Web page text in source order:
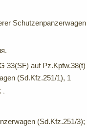
auf Pz.Kpfw.38(t)
(Sd.Kfz.251/1), 1
;
(Sd.Kfz.251/3);